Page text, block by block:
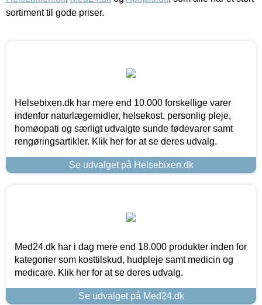
sortiment til gode priser.
Helsebixen.dk har mere end 10.000 forskellige varer
indenfor naturlægemidler, helsekost, personlig pleje,
homøopati og særligt udvalgte sunde fødevarer samt
rengøringsartikler. Klik her for at se deres udvalg.
Se udvalget på Helsebixen.dk
Med24.dk har i dag mere end 18.000 produkter inden for
kategorier som kosttilskud, hudpleje samt medicin og
medicare. Klik her for at se deres udvalg.
Se udvalget på Med24.dk